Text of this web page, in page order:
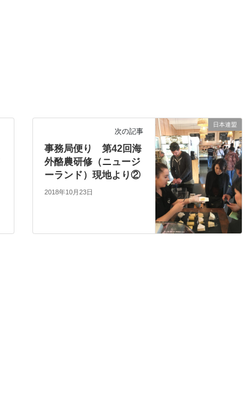
日本連盟
次の記事
事務局便り 第42回海
外酪農研修（ニュージ
ーランド）現地より②
2018年10月23日